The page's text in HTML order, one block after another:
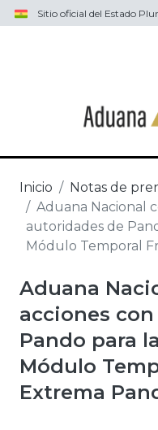
Pasar al contenido
Sitio oficial del Estado
Inicio
Notas de
Aduana Nacional
autoridades de
Módulo Temporal
Aduana
acciones
Pando para
Módulo
Extrema